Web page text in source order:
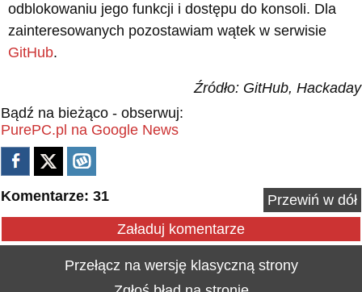
odblokowaniu jego funkcji i dostępu do konsoli. Dla
zainteresowanych pozostawiam wątek w serwisie
GitHub.
Źródło: GitHub, Hackaday
Bądź na bieżąco - obserwuj:
PurePC.pl na Google News
Komentarze: 31
Przewiń w dół
Załaduj komentarze
Przełącz na wersję klasyczną strony